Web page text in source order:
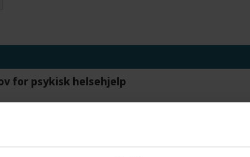
for psykisk helsehjelp